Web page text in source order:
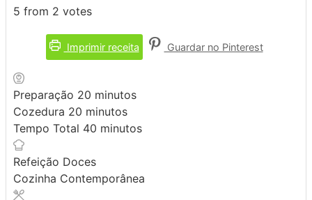
5 from 2 votes
Imprimir receita Guardar no Pinterest
Preparação 20 minutos
minutos
Cozedura 20 minutos
minutos
Tempo Total 40 minutos
minutos
Refeição Doces
Cozinha Contemporânea